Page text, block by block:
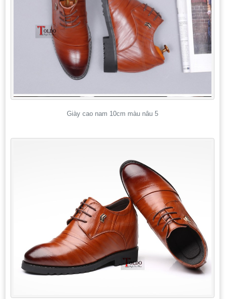
Giày cao nam 10cm màu nâu 5